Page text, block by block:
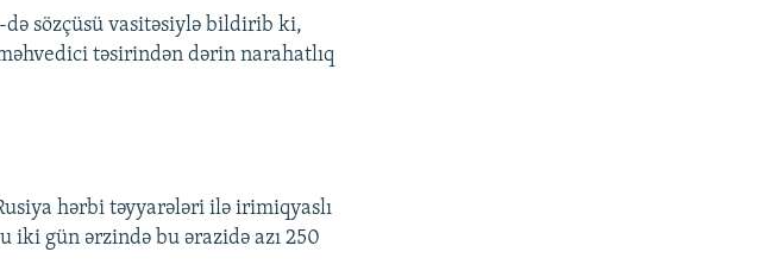
sözçüsü vasitəsiylə bildirib ki,
təsirindən dərin narahatlıq
hərbi təyyarələri ilə irimiqyaslı
gün ərzində bu ərazidə azı 250